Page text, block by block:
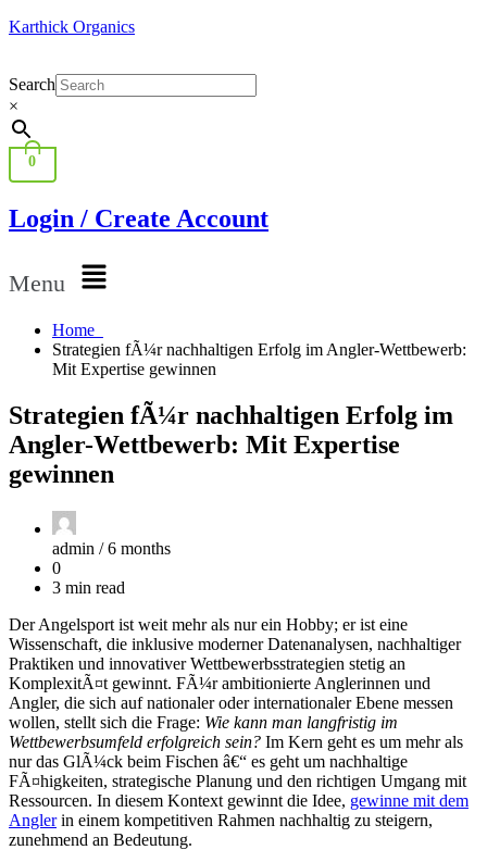
Karthick Organics
Search
×
0
Login / Create Account
Menu
Home
Strategien fÃ¼r nachhaltigen Erfolg im Angler-Wettbewerb:
Mit Expertise gewinnen
Strategien fÃ¼r nachhaltigen Erfolg im
Angler-Wettbewerb: Mit Expertise
gewinnen
admin /6 months
0
3 min read
Der Angelsport ist weit mehr als nur ein Hobby; er ist eine
Wissenschaft, die inklusive moderner Datenanalysen, nachhaltiger
Praktiken und innovativer Wettbewerbsstrategien stetig an
KomplexitÃ¤t gewinnt. FÃ¼r ambitionierte Anglerinnen und
Angler, die sich auf nationaler oder internationaler Ebene messen
wollen, stellt sich die Frage: Wie kann man langfristig im
Wettbewerbsumfeld erfolgreich sein? Im Kern geht es um mehr als
nur das GlÃ¼ck beim Fischen â€“ es geht um nachhaltige
FÃ¤higkeiten, strategische Planung und den richtigen Umgang mit
Ressourcen. In diesem Kontext gewinnt die Idee, gewinne mit dem
Anglerin einem kompetitiven Rahmen nachhaltig zu steigern,
zunehmend an Bedeutung.